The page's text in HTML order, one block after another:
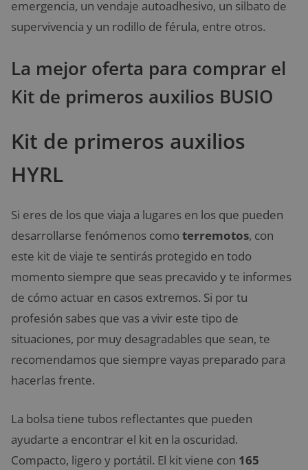
emergencia, un vendaje autoadhesivo, un silbato de
supervivencia y un rodillo de férula, entre otros.
La mejor oferta para comprar el
Kit de primeros auxilios BUSIO
Kit de primeros auxilios
HYRL
Si eres de los que viaja a lugares en los que pueden
desarrollarse fenómenos comoterremotos, con
este kit de viaje te sentirás protegido en todo
momento siempre que seas precavido y te informes
de cómo actuar en casos extremos. Si por tu
profesión sabes que vas a vivir este tipo de
situaciones, por muy desagradables que sean, te
recomendamos que siempre vayas preparado para
hacerlas frente.
La bolsa tiene tubos reflectantes que pueden
ayudarte a encontrar el kit en la oscuridad.
Compacto, ligero y portátil. El kit viene con 165